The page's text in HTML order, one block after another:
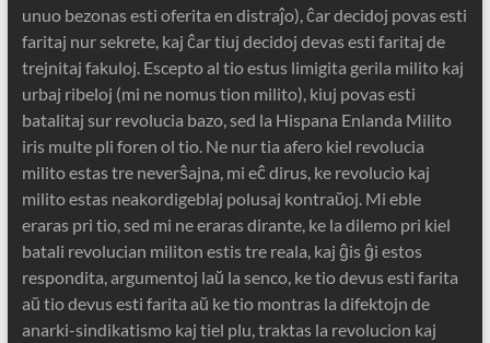
unuo bezonas esti oferita en distraĵo), ĉar decidoj povas esti
faritaj nur sekrete, kaj ĉar tiuj decidoj devas esti faritaj de
trejnitaj fakuloj. Escepto al tio estus limigita gerila milito kaj
urbaj ribeloj (mi ne nomus tion milito), kiuj povas esti
batalitaj sur revolucia bazo, sed la Hispana Enlanda Milito
iris multe pli foren ol tio. Ne nur tia afero kiel revolucia
milito estas tre neverŝajna, mi eĉ dirus, ke revolucio kaj
milito estas neakordigeblaj polusaj kontraŭoj. Mi eble
eraras pri tio, sed mi ne eraras dirante, ke la dilemo pri kiel
batali revolucian militon estis tre reala, kaj ĝis ĝi estos
respondita, argumentoj laŭ la senco, ke tio devus esti farita
aŭ tio devus esti farita aŭ ke tio montras la difektojn de
anarki-sindikatismo kaj tiel plu, traktas la revolucion kaj